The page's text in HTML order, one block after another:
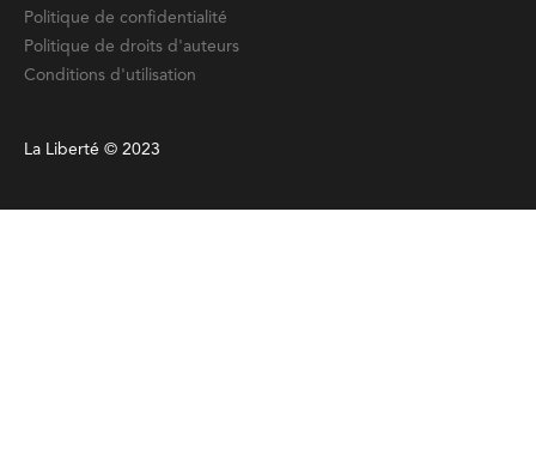
Politique de confidentialité
Politique de droits d'auteurs
Conditions d'utilisation
La Liberté © 2023